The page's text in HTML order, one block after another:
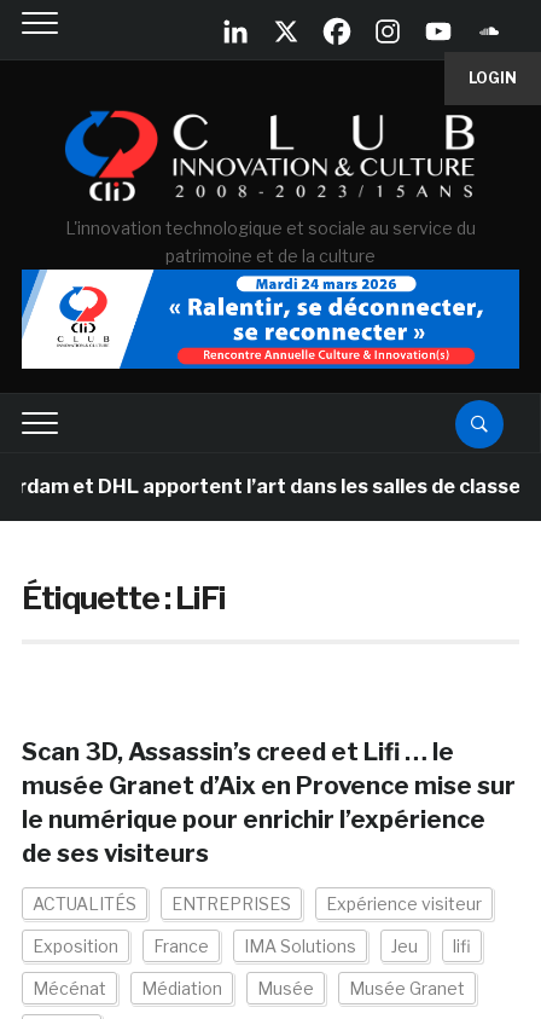
LOGIN
L'innovation technologique et sociale au service du
patrimoine et de la culture
et DHL apportent l’art dans les salles de classe des
Étiquette :LiFi
Scan 3D, Assassin’s creed et Lifi … le
musée Granet d’Aix en Provence mise sur
le numérique pour enrichir l’expérience
de ses visiteurs
ACTUALITÉS ENTREPRISES Expérience visiteur
Exposition France IMA Solutions Jeu lifi
Mécénat Médiation Musée Musée Granet